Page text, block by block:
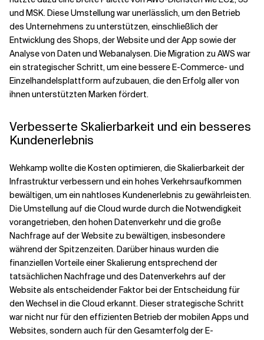
und MSK. Diese Umstellung war unerlässlich, um den Betrieb
des Unternehmens zu unterstützen, einschließlich der
Entwicklung des Shops, der Website und der App sowie der
Analyse von Daten und Webanalysen. Die Migration zu AWS war
ein strategischer Schritt, um eine bessere E-Commerce- und
Einzelhandelsplattform aufzubauen, die den Erfolg aller von
ihnen unterstützten Marken fördert.
Verbesserte Skalierbarkeit und ein besseres
Kundenerlebnis
Wehkamp wollte die Kosten optimieren, die Skalierbarkeit der
Infrastruktur verbessern und ein hohes Verkehrsaufkommen
bewältigen, um ein nahtloses Kundenerlebnis zu gewährleisten.
Die Umstellung auf die Cloud wurde durch die Notwendigkeit
vorangetrieben, den hohen Datenverkehr und die große
Nachfrage auf der Website zu bewältigen, insbesondere
während der Spitzenzeiten. Darüber hinaus wurden die
finanziellen Vorteile einer Skalierung entsprechend der
tatsächlichen Nachfrage und des Datenverkehrs auf der
Website als entscheidender Faktor bei der Entscheidung für
den Wechsel in die Cloud erkannt. Dieser strategische Schritt
war nicht nur für den effizienten Betrieb der mobilen Apps und
Websites, sondern auch für den Gesamterfolg der E-